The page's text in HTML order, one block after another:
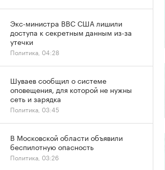
Экс-министра ВВС США лишили
доступа к секретным данным из-за
утечки
Политика, 04:28
Шуваев сообщил о системе
оповещения, для которой не нужны
сеть и зарядка
Политика, 03:45
В Московской области объявили
беспилотную опасность
Политика, 03:26